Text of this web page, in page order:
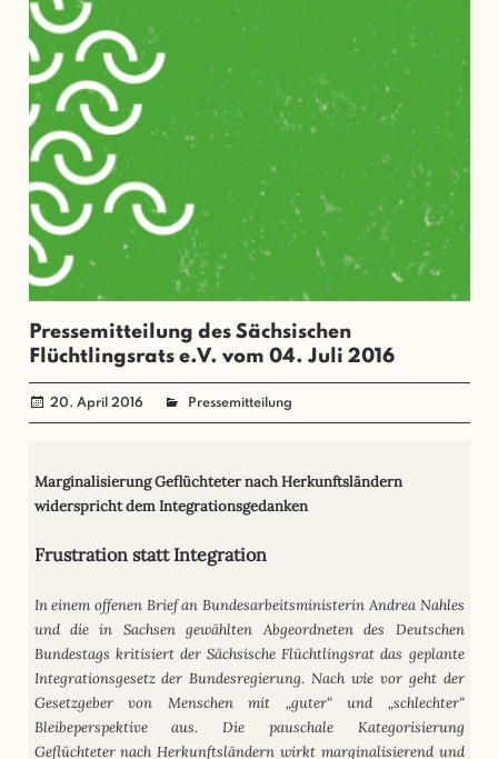
Pressemitteilung des Sächsischen
Flüchtlingsrats e.V. vom 04. Juli 2016
20. April 2016 administrator
Pressemitteilung
Marginalisierung Geflüchteter nach Herkunftsländern
widerspricht dem Integrationsgedanken
Frustration statt Integration
In einem offenen Brief an Bundesarbeitsministerin Andrea Nahles
und die in Sachsen gewählten Abgeordneten des Deutschen
Bundestags kritisiert der Sächsische Flüchtlingsrat das geplante
Integrationsgesetz der Bundesregierung. Nach wie vor geht der
Gesetzgeber von Menschen mit „guter“ und „schlechter“
Bleibeperspektive aus. Die pauschale Kategorisierung
Geflüchteter nach Herkunftsländern wirkt marginalisierend und